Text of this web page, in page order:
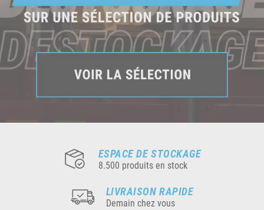
ESPACE DE STOCKAGE
8.500 produits en stock
LIVRAISON RAPIDE
Demain chez vous